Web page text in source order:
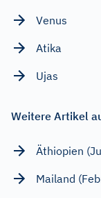
Venus
Atika
Ujas
Weitere Artikel
Äthiopien
Mailand